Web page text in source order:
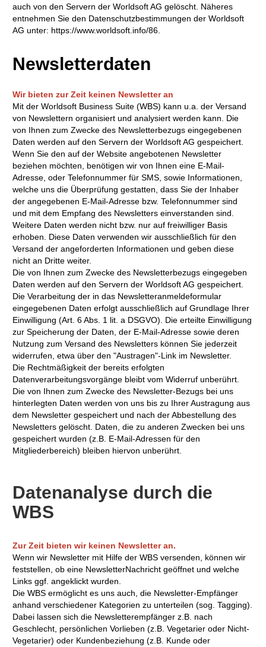
auch von den Servern der Worldsoft AG gelöscht. Näheres
entnehmen Sie den Datenschutzbestimmungen der Worldsoft
AG unter: https://www.worldsoft.info/86.
Newsletterdaten
Wir bieten zur Zeit keinen Newsletter an
Mit der Worldsoft Business Suite (WBS) kann u.a. der Versand
von Newslettern organisiert und analysiert werden kann. Die
von Ihnen zum Zwecke des Newsletterbezugs eingegebenen
Daten werden auf den Servern der Worldsoft AG gespeichert.
Wenn Sie den auf der Website angebotenen Newsletter
beziehen möchten, benötigen wir von Ihnen eine E-Mail-
Adresse, oder Telefonnummer für SMS, sowie Informationen,
welche uns die Überprüfung gestatten, dass Sie der Inhaber
der angegebenen E-Mail-Adresse bzw. Telefonnummer sind
und mit dem Empfang des Newsletters einverstanden sind.
Weitere Daten werden nicht bzw. nur auf freiwilliger Basis
erhoben. Diese Daten verwenden wir ausschließlich für den
Versand der angeforderten Informationen und geben diese
nicht an Dritte weiter.
Die von Ihnen zum Zwecke des Newsletterbezugs eingegeben
Daten werden auf den Servern der Worldsoft AG gespeichert.
Die Verarbeitung der in das Newsletteranmeldeformular
eingegebenen Daten erfolgt ausschließlich auf Grundlage Ihrer
Einwilligung (Art. 6 Abs. 1 lit. a DSGVO). Die erteilte Einwilligung
zur Speicherung der Daten, der E-Mail-Adresse sowie deren
Nutzung zum Versand des Newsletters können Sie jederzeit
widerrufen, etwa über den "Austragen"-Link im Newsletter.
Die Rechtmäßigkeit der bereits erfolgten
Datenverarbeitungsvorgänge bleibt vom Widerruf unberührt.
Die von Ihnen zum Zwecke des Newsletter-Bezugs bei uns
hinterlegten Daten werden von uns bis zu Ihrer Austragung aus
dem Newsletter gespeichert und nach der Abbestellung des
Newsletters gelöscht. Daten, die zu anderen Zwecken bei uns
gespeichert wurden (z.B. E-Mail-Adressen für den
Mitgliederbereich) bleiben hiervon unberührt.
Datenanalyse durch die
WBS
Zur Zeit bieten wir keinen Newsletter an.
Wenn wir Newsletter mit Hilfe der WBS versenden, können wir
feststellen, ob eine NewsletterNachricht geöffnet und welche
Links ggf. angeklickt wurden.
Die WBS ermöglicht es uns auch, die Newsletter-Empfänger
anhand verschiedener Kategorien zu unterteilen (sog. Tagging).
Dabei lassen sich die Newsletterempfänger z.B. nach
Geschlecht, persönlichen Vorlieben (z.B. Vegetarier oder Nicht-
Vegetarier) oder Kundenbeziehung (z.B. Kunde oder